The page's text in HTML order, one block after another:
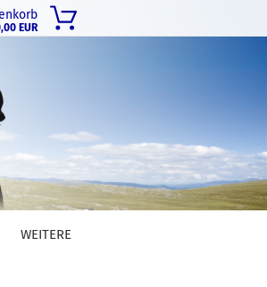
EUR
WEITERE